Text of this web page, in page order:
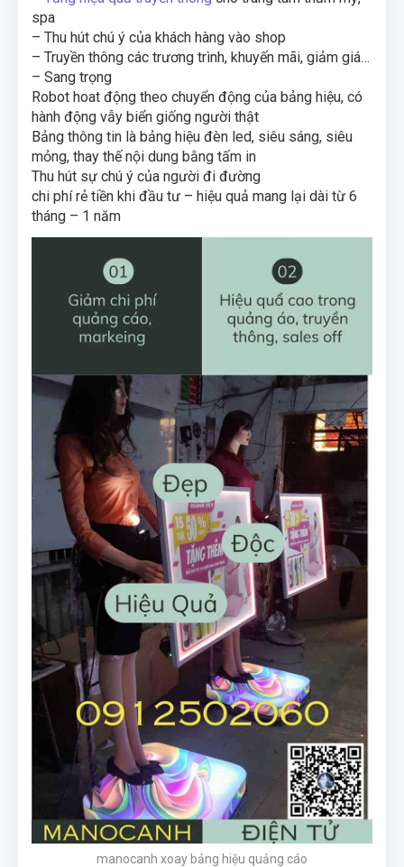
spa
– Thu hút chú ý của khách hàng vào shop
– Truyền thông các trương trình, khuyến mãi, giảm giá…
– Sang trọng
Robot hoat động theo chuyển động của bảng hiệu, có
hành động vẫy biển giống người thật
Bảng thông tin là bảng hiệu đèn led, siêu sáng, siêu
mỏng, thay thế nội dung bằng tấm in
Thu hút sự chú ý của người đi đường
chi phí rẻ tiền khi đầu tư – hiệu quả mang lại dài từ 6
tháng – 1 năm
manocanh xoay bảng hiệu quảng cáo